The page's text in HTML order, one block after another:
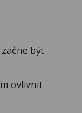
být
ovlivnit